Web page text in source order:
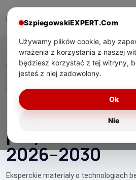
Start/ Technologie bezpieczeństwa
2030
Technologie
przyszłości:
2026–2030
Eksperckie materiały o technologiach
SzpiegowskiEXPERT.Com
Używamy plików cookie, aby
wrażenia z korzystania z naszej
będziesz korzystać z tej witryny,
jesteś z niej zadowolony.
Nie
Ok